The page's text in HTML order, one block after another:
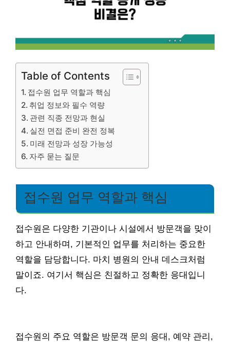
Table of Contents
접수원 업무 역할과 핵심
취업 정보와 필수 역량
관련 직종 전망과 현실
실전 면접 준비 완전 정복
미래 전망과 성장 가능성
자주 묻는 질문
접수원 업무 역할과 핵심
접수원은 다양한 기관이나 시설에서 방문객을 맞이
하고 안내하며, 기본적인 업무를 처리하는 중요한
역할을 담당합니다. 마치 병원의 안내 데스크처럼
말이죠. 여기서 핵심은 친절하고 정확한 응대입니
다.
접수원의 주요 역할은 방문객 문의 응대, 예약 관리,